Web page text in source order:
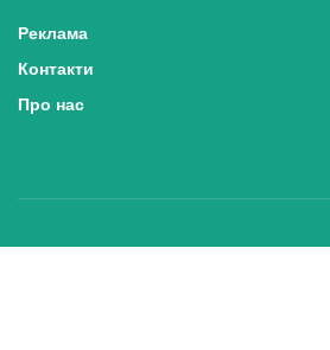
Реклама
Контакти
Про нас
Політика конфіденційності та захисту